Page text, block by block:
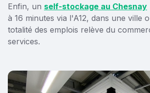
Enfin, un self-stockage au Chesnay
à 16 minutes via l'A12, dans une ville
totalité des emplois relève du
services.